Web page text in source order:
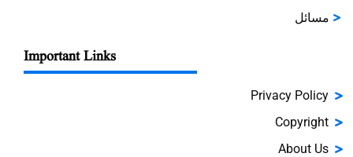
مسائل
Important Links
Privacy Policy
Copyright
About Us